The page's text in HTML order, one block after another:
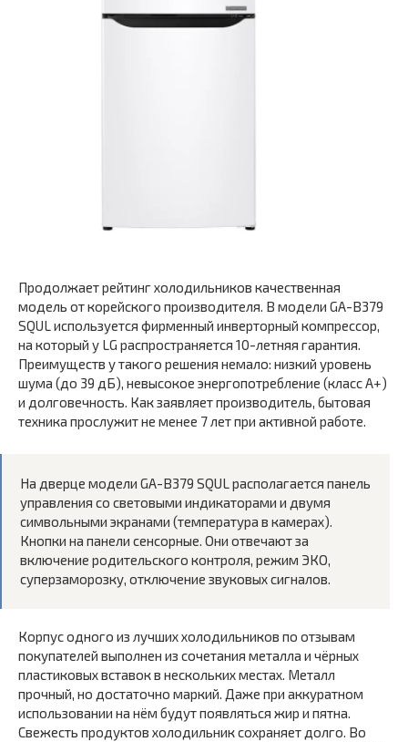
Продолжает рейтинг холодильников качественная
модель от корейского производителя. В модели GA-B379
SQUL используется фирменный инверторный компрессор,
на который у LG распространяется 10-летняя гарантия.
Преимуществ у такого решения немало: низкий уровень
шума (до 39 дБ), невысокое энергопотребление (класс A+)
и долговечность. Как заявляет производитель, бытовая
техника прослужит не менее 7 лет при активной работе.
На дверце модели GA-B379 SQUL располагается панель
управления со световыми индикаторами и двумя
символьными экранами (температура в камерах).
Кнопки на панели сенсорные. Они отвечают за
включение родительского контроля, режим ЭКО,
суперзаморозку, отключение звуковых сигналов.
Корпус одного из лучших холодильников по отзывам
покупателей выполнен из сочетания металла и чёрных
пластиковых вставок в нескольких местах. Металл
прочный, но достаточно маркий. Даже при аккуратном
использовании на нём будут появляться жир и пятна.
Свежесть продуктов холодильник сохраняет долго. Во